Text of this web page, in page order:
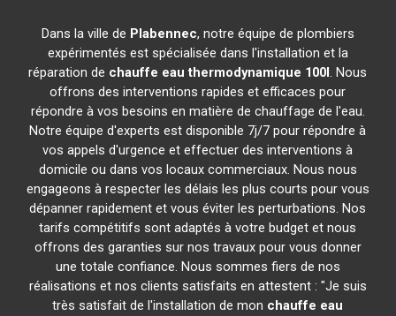
Dans la ville de Plabennec, notre équipe de plombiers
expérimentés est spécialisée dans l'installation et la
réparation de chauffe eau thermodynamique 100l. Nous
offrons des interventions rapides et efficaces pour
répondre à vos besoins en matière de chauffage de l'eau.
Notre équipe d'experts est disponible 7j/7 pour répondre à
vos appels d'urgence et effectuer des interventions à
domicile ou dans vos locaux commerciaux. Nous nous
engageons à respecter les délais les plus courts pour vous
dépanner rapidement et vous éviter les perturbations. Nos
tarifs compétitifs sont adaptés à votre budget et nous
offrons des garanties sur nos travaux pour vous donner
une totale confiance. Nous sommes fiers de nos
réalisations et nos clients satisfaits en attestent : "Je suis
très satisfait de l'installation de mon chauffe eau